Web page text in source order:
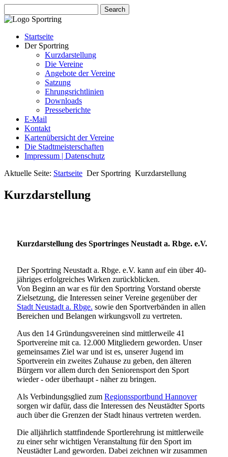
Startseite
Der Sportring
Kurzdarstellung
Die Vereine
Angebote der Vereine
Satzung
Ehrungsrichtlinien
Downloads
Presseberichte
E-Mail
Kontakt
Kartenübersicht der Vereine
Die Stadtmeisterschaften
Impressum | Datenschutz
Aktuelle Seite: Startseite Der Sportring Kurzdarstellung
Kurzdarstellung
Kurzdarstellung des Sportringes Neustadt a. Rbge. e.V.
Der Sportring Neustadt a. Rbge. e.V. kann auf ein über 40-
jähriges erfolgreiches Wirken zurückblicken.
Von Beginn an war es für den Sportring Vorstand oberste
Zielsetzung, die Interessen seiner Vereine gegenüber der
Stadt Neustadt a. Rbge. sowie den Sportverbänden in allen
Bereichen und Belangen wirkungsvoll zu vertreten.
Aus den 14 Gründungsvereinen sind mittlerweile 41
Sportvereine mit ca. 12.000 Mitgliedern geworden. Unser
gemeinsames Ziel war und ist es, unserer Jugend im
Sportverein ein zweites Zuhause zu geben, den älteren
Bürgern vor allem durch den Seniorensport den Sport
wieder - oder überhaupt - näher zu bringen.
Als Verbindungsglied zum Regionssportbund Hannover
sorgen wir dafür, dass die Interessen des Neustädter Sports
auch über die Grenzen der Stadt hinaus vertreten werden.
Die alljährlich stattfindende Sportlerehrung ist mittlerweile
zu einer sehr wichtigen Veranstaltung für den Sport im
Neustädter Land geworden. Dabei zeichnen wir zusammen